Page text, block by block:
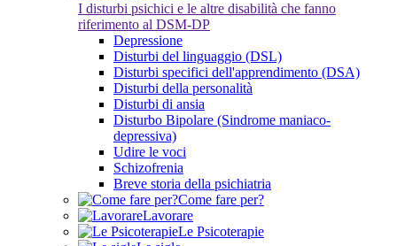
I disturbi psichici e le altre disabilità che fanno
riferimento al DSM-DP
Depressione
Disturbi del linguaggio (DSL)
Disturbi specifici dell'apprendimento (DSA)
Disturbi della personalità
Disturbi di ansia
Disturbo Bipolare (Sindrome maniaco-
depressiva)
Udire le voci
Schizofrenia
Breve storia della psichiatria
Come fare per?
Lavorare
Le Psicoterapie